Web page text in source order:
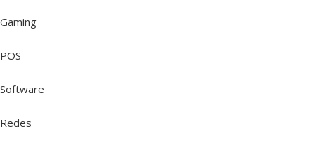
Gaming
POS
Software
Redes